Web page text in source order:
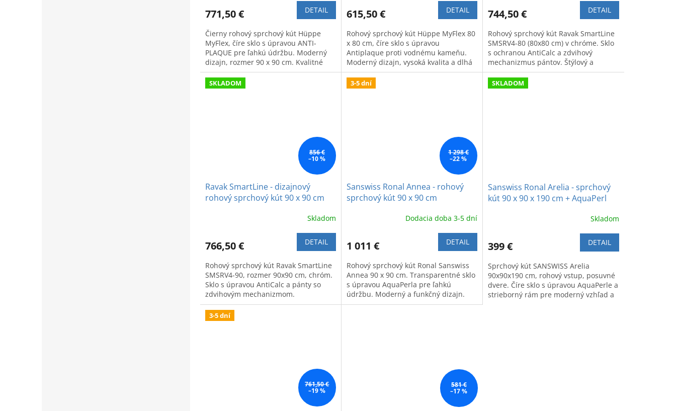
771,50 € DETAIL
Čierny rohový sprchový kút Hüppe
MyFlex, číre sklo s úpravou ANTI-
PLAQUE pre ľahkú údržbu. Moderný
dizajn, rozmer 90 x 90 cm. Kvalitné
spracovanie.
615,50 € DETAIL
Rohový sprchový kút Hüppe MyFlex 80
x 80 cm, číre sklo s úpravou
Antiplaque proti vodnému kameňu.
Moderný dizajn, vysoká kvalita a dlhá
životnosť.
744,50 € DETAIL
Rohový sprchový kút Ravak SmartLine
SMSRV4-80 (80x80 cm) v chróme. Sklo
s ochranou AntiCalc a zdvihový
mechanizmus pántov. Štýlový a
praktický doplnok do kúpeľne.
SKLADOM
856 €
–10 %
Ravak SmartLine - dizajnový
rohový sprchový kút 90 x 90 cm
Skladom
766,50 € DETAIL
Rohový sprchový kút Ravak SmartLine
SMSRV4-90, rozmer 90x90 cm, chróm.
Sklo s úpravou AntiCalc a pánty so
zdvihovým mechanizmom.
3-5 dní
1 298 €
–22 %
Sanswiss Ronal Annea - rohový
sprchový kút 90 x 90 cm
Dodacia doba 3-5 dní
1 011 € DETAIL
Rohový sprchový kút Ronal Sanswiss
Annea 90 x 90 cm. Transparentné sklo
s úpravou AquaPerla pre ľahkú
údržbu. Moderný a funkčný dizajn.
SKLADOM
Sanswiss Ronal Arelia - sprchový
kút 90 x 90 x 190 cm + AquaPerl
Skladom
399 € DETAIL
Sprchový kút SANSWISS Arelia
90x90x190 cm, rohový vstup, posuvné
dvere. Číre sklo s úpravou AquaPerle a
strieborný rám pre moderný vzhľad a
3-5 dní
761,50 €
–19 %
581 €
–17 %